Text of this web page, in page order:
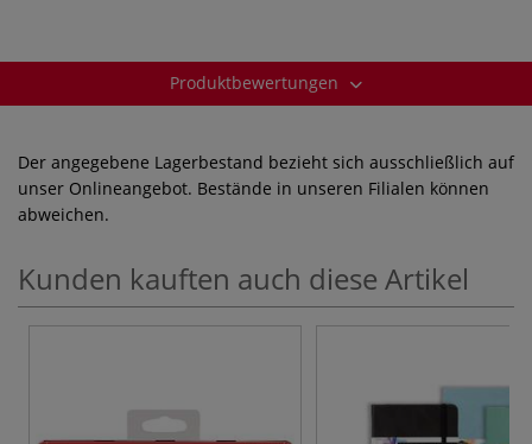
Produktbewertungen
Der angegebene Lagerbestand bezieht sich ausschließlich auf
unser Onlineangebot. Bestände in unseren Filialen können
abweichen.
Kunden kauften auch diese Artikel